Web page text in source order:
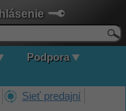
Podpora
Sieť predajní